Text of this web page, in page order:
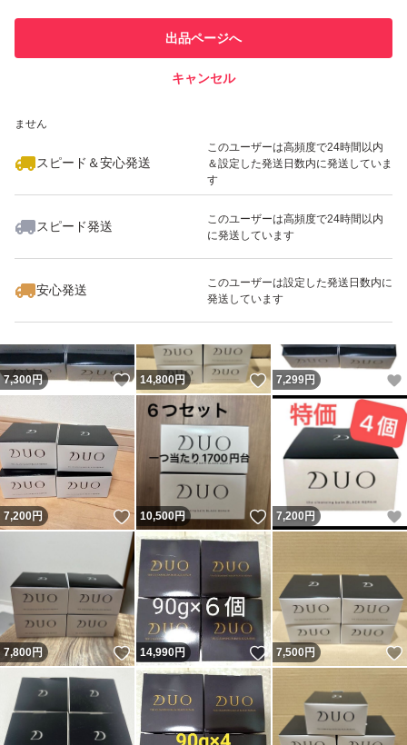
での取引実績があります
ません
スピード＆安心発送
このユーザーは高頻度で24時間以内
＆設定した発送日数内に発送していま
す
スピード発送
このユーザーは高頻度で24時間以内
に発送しています
安心発送
このユーザーは設定した発送日数内に
発送しています
出品ページへ
キャンセル
いいね！
6,900
7,300円 いいね！
14,800円 いいね！
7,299円
7,200円 いいね！
10,500円 いいね！
7,200 円
7,800円 いいね！
14,990円 いいね！
7,500円